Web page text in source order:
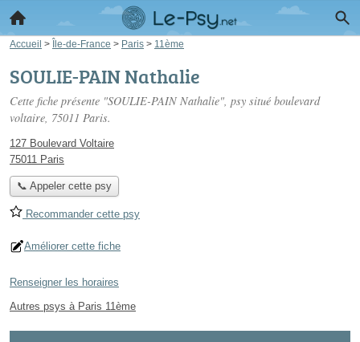
Accueil > Île-de-France > Paris > 11ème
SOULIE-PAIN Nathalie
Cette fiche présente "SOULIE-PAIN Nathalie", psy situé boulevard
voltaire, 75011 Paris.
127 Boulevard Voltaire
75011 Paris
📞 Appeler cette psy
Recommander cette psy
Améliorer cette fiche
Renseigner les horaires
Autres psys à Paris 11ème